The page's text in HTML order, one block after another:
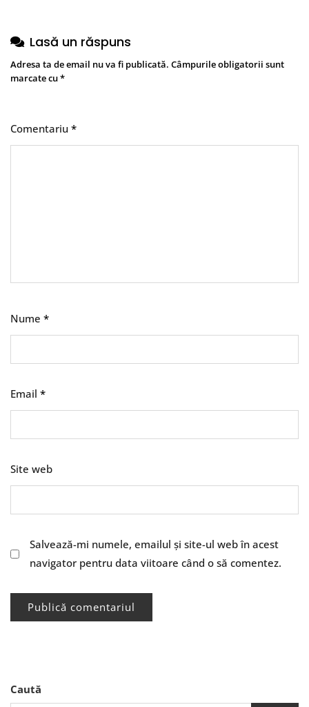
Lasă un răspuns
Adresa ta de email nu va fi publicată. Câmpurile obligatorii sunt
marcate cu*
Comentariu *
Nume *
Email *
Site web
Salvează-mi numele, emailul și site-ul web în acest
navigator pentru data viitoare când o să comentez.
Caută